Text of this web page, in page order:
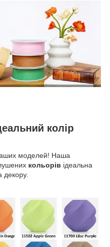
колір
ваших моделей! Наша
кольорів ідеальна
декору.